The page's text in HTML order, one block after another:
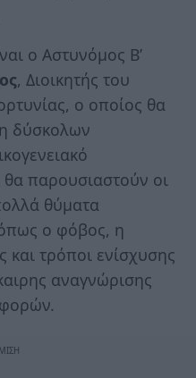
ο Αστυνόμος Β’
, Διοικητής του
ο οποίος θα
δύσκολων
παρουσιαστούν οι
θύματα
ο φόβος, η
τρόποι ενίσχυσης
αναγνώρισης